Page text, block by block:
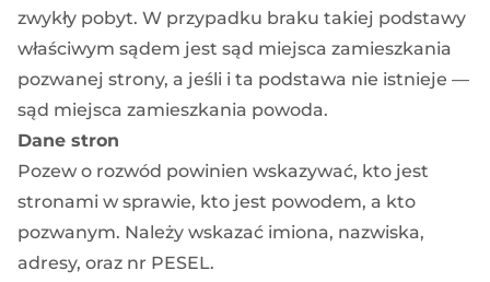
zwykły pobyt. W przypadku braku takiej podstawy
właściwym sądem jest sąd miejsca zamieszkania
pozwanej strony, a jeśli i ta podstawa nie istnieje —
sąd miejsca zamieszkania powoda.
Dane stron
Pozew o rozwód powinien wskazywać, kto jest
stronami w sprawie, kto jest powodem, a kto
pozwanym. Należy wskazać imiona, nazwiska,
adresy, oraz nr PESEL.